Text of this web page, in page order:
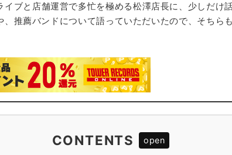
ブと店舗運営で多忙を極める松澤店長に、少しだけ
推薦バンドについて語っていただいたので、そちら
CONTENTS